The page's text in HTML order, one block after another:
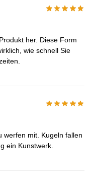
her. Diese Form
wie schnell Sie
werfen mit. Kugeln fallen
ein Kunstwerk.